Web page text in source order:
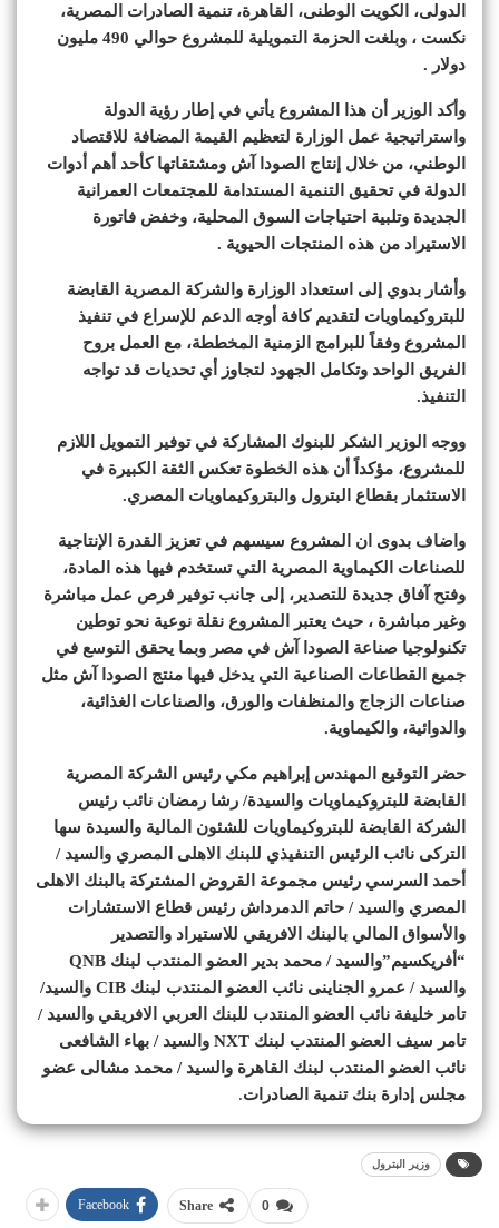
الدولى، الكويت الوطنى، القاهرة، تنمية الصادرات المصرية،
نكست ، وبلغت الحزمة التمويلية للمشروع حوالي 490 مليون
دولار .
وأكد الوزير أن هذا المشروع يأتي في إطار رؤية الدولة
واستراتيجية عمل الوزارة لتعظيم القيمة المضافة للاقتصاد
الوطني، من خلال إنتاج الصودا آش ومشتقاتها كأحد أهم أدوات
الدولة في تحقيق التنمية المستدامة للمجتمعات العمرانية
الجديدة وتلبية احتياجات السوق المحلية، وخفض فاتورة
الاستيراد من هذه المنتجات الحيوية .
وأشار بدوي إلى استعداد الوزارة والشركة المصرية القابضة
للبتروكيماويات لتقديم كافة أوجه الدعم للإسراع في تنفيذ
المشروع وفقاً للبرامج الزمنية المخططة، مع العمل بروح
الفريق الواحد وتكامل الجهود لتجاوز أي تحديات قد تواجه
التنفيذ.
ووجه الوزير الشكر للبنوك المشاركة في توفير التمويل اللازم
للمشروع، مؤكداً أن هذه الخطوة تعكس الثقة الكبيرة في
الاستثمار بقطاع البترول والبتروكيماويات المصري.
واضاف بدوى ان المشروع سيسهم في تعزيز القدرة الإنتاجية
للصناعات الكيماوية المصرية التي تستخدم فيها هذه المادة،
وفتح آفاق جديدة للتصدير، إلى جانب توفير فرص عمل مباشرة
وغير مباشرة ، حيث يعتبر المشروع نقلة نوعية نحو توطين
تكنولوجيا صناعة الصودا آش في مصر وبما يحقق التوسع في
جميع القطاعات الصناعية التي يدخل فيها منتج الصودا آش مثل
صناعات الزجاج والمنظفات والورق، والصناعات الغذائية،
والدوائية، والكيماوية.
حضر التوقيع المهندس إبراهيم مكي رئيس الشركة المصرية
القابضة للبتروكيماويات والسيدة/ رشا رمضان نائب رئيس
الشركة القابضة للبتروكيماويات للشئون المالية والسيدة سها
التركى نائب الرئيس التنفيذي للبنك الاهلى المصري والسيد /
أحمد السرسي رئيس مجموعة القروض المشتركة بالبنك الاهلى
المصري والسيد / حاتم الدمرداش رئيس قطاع الاستشارات
والأسواق المالي بالبنك الافريقي للاستيراد والتصدير
“أفريكسيم”والسيد / محمد بدير العضو المنتدب لبنك QNB
والسيد / عمرو الجناينى نائب العضو المنتدب لبنك CIB والسيد/
تامر خليفة نائب العضو المنتدب للبنك العربي الافريقي والسيد /
تامر سيف العضو المنتدب لبنك NXT والسيد / بهاء الشافعى
نائب العضو المنتدب لبنك القاهرة والسيد / محمد مشالى عضو
مجلس إدارة بنك تنمية الصادرات.
وزير البترول
0
Share
Facebook